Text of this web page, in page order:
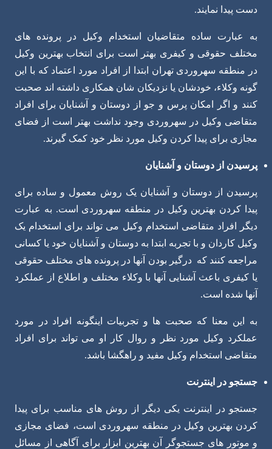
دست پیدا نمایند.
به عبارت ساده متقاضیان استخدام وکیل در پرونده های
مختلف حقوقی و کیفری بهتر است برای انتخاب بهترین وکیل
در منطقه سهروردی تهران ابتدا از افراد مورد اعتماد که با این
گونه وکلاء، خودشان یا نزدیکان شان همکاری داشته اند صحبت
کنند و اگر امکان پرس و جو از دوستان و آشنایان برای افراد
متقاضی وکیل در سهروردی وجود نداشت بهتر است از فضای
مجازی برای پیدا کردن وکیل مورد نظر خود کمک گیرند.
پرسیدن از دوستان و آشنایان
پرسیدن از دوستان و آشنایان یک روش معمول و ساده برای
پیدا کردن بهترین وکیل در منطقه سهروردی است. به عبارت
دیگر افراد متقاضی استخدام وکیل می تواند برای استخدام یک
وکیل کاردان و با تجربه ابتدا به دوستان و آشنایان خود یا کسانی
مراجعه کنند که درگیر بودن آنها در پرونده های مختلف حقوقی
یا کیفری باعث آشنایی آنها با وکلاء مختلف و اطلاع از عملکرد
آنها شده است.
به این معنا که صحبت ها و تجربیات اینگونه افراد در مورد
عملکرد وکیل مورد نظر و روال کار او می تواند برای افراد
متقاضی استخدام وکیل مفید و راهگشا باشد.
جستجو در اینترنت
جستجو در اینترنت یکی دیگر از روش های مناسب برای پیدا
کردن بهترین وکیل در منطقه سهروردی است، فضای مجازی
و موتور های جستجوگر آن بهترین ابزار برای آگاهی از مسائل